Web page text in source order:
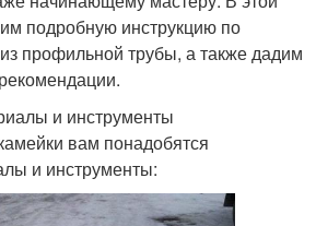
подробную инструкцию по
профильной трубы, а также дадим
и инструменты
вам понадобятся
и инструменты: